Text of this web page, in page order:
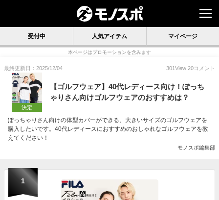
受付中 人気アイテム マイページ
本ページはプロモーションを含みます
最終更新日：2025/12/04 301View 20コメント
決定
【ゴルフウェア】40代レディース向け！ぽっち
ゃりさん向けゴルフウェアのおすすめは？
ぽっちゃりさん向けの体型カバーができる、大きいサイズのゴルフウェアを
購入したいです。40代レディースにおすすめのおしゃれなゴルフウェアを教
えてください！
モノスポ編集部
1